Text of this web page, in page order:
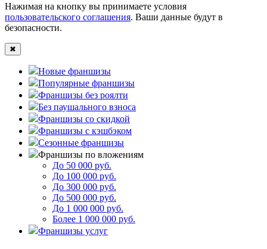
Нажимая на кнопку вы принимаете условия
пользовательского соглашения. Ваши данные будут в
безопасности.
✖
Новые франшизы
Популярные франшизы
Франшизы без роялти
Без паушального взноса
Франшизы со скидкой
Франшизы с кэшбэком
Сезонные франшизы
Франшизы по вложениям
До 50 000 руб.
До 100 000 руб.
До 300 000 руб.
До 500 000 руб.
До 1 000 000 руб.
Более 1 000 000 руб.
Франшизы услуг